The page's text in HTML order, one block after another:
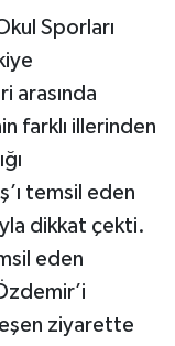
Sporları
arasında
farklı illerinden
temsil eden
dikkat çekti.
eden
ziyarette